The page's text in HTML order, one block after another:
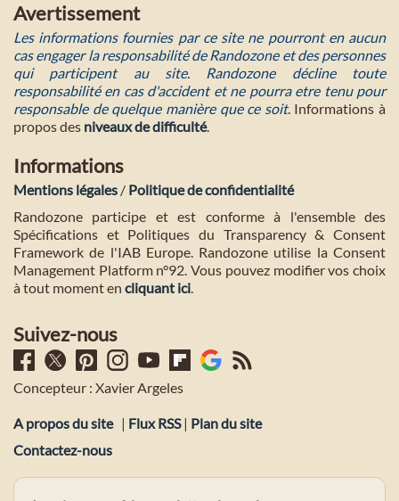
Avertissement
Les informations fournies par ce site ne pourront en aucun
cas engager la responsabilité de Randozone et des personnes
qui participent au site. Randozone décline toute
responsabilité en cas d'accident et ne pourra etre tenu pour
responsable de quelque manière que ce soit. Informations à
propos des niveaux de difficulté.
Informations
Mentions légales / Politique de confidentialité
Randozone participe et est conforme à l'ensemble des
Spécifications et Politiques du Transparency & Consent
Framework de l'IAB Europe. Randozone utilise la Consent
Management Platform n°92. Vous pouvez modifier vos choix
à tout moment en cliquant ici.
Suivez-nous
Concepteur : Xavier Argeles
A propos du site | Flux RSS| Plan du site
Contactez-nous